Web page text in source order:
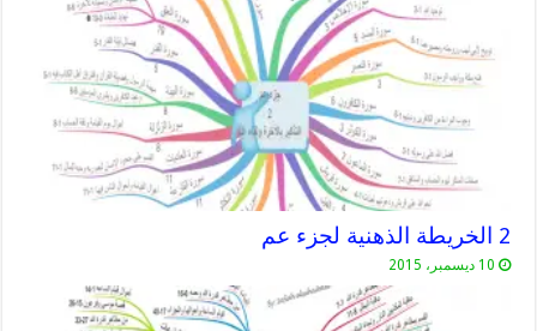
2 الخريطة الذهنية لجزء عم
10 ديسمبر، 2015